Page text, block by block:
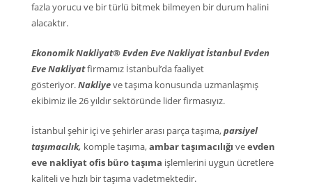
fazla yorucu ve bir türlü bitmek bilmeyen bir durum halini
alacaktır.
Ekonomik Nakliyat® Evden Eve Nakliyat İstanbul Evden
Eve Nakliyatfirmamız İstanbul’da faaliyet
gösteriyor.Nakliyeve taşıma konusunda uzmanlaşmış
ekibimiz ile 26 yıldır sektöründe lider firmasıyız.
İstanbul şehir içi ve şehirler arası parça taşıma,parsiyel
taşımacılık, komple taşıma,ambar taşımacılığı veevden
eve nakliyat ofis büro taşıma işlemlerini uygun ücretlere
kaliteli ve hızlı bir taşıma vadetmektedir.